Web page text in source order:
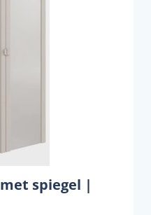
spiegel |